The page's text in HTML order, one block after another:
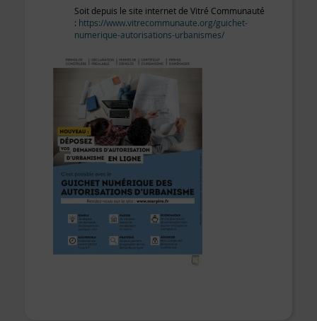
Soit depuis le site internet de Vitré Communauté
: https://www.vitrecommunaute.org/guichet-
numerique-autorisations-urbanismes/